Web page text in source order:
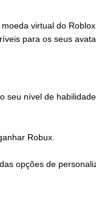
virtual do
para os seus
seu nível de
Robux.
opções de